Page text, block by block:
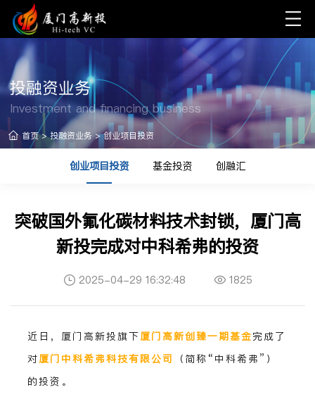
投融资业务
Investment and financing business
首页>投融资业务>创业项目投资
创业项目投资 基金投资 创融汇
突破国外氟化碳材料技术封锁，厦门高
新投完成对中科希弗的投资
2025-04-29 16:32:48 1825
近日，厦门高新投旗下厦门高新创臻一期基金完成了
对厦门中科希弗科技有限公司
（简称“中科希弗”）
的投资。